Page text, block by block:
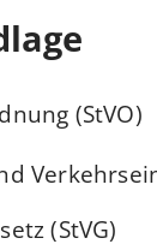
(StVO)
(StVG)